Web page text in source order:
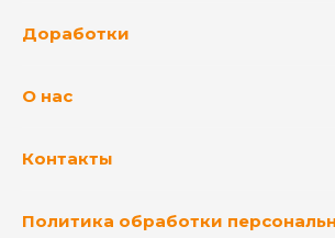
Доработки
О нас
Контакты
Политика обработки